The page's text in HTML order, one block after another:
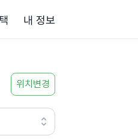
내 정보
위치변경